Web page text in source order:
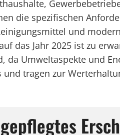
die spezifischen
und
das Jahr 2025 ist zu
Umweltaspekte und
tragen zur